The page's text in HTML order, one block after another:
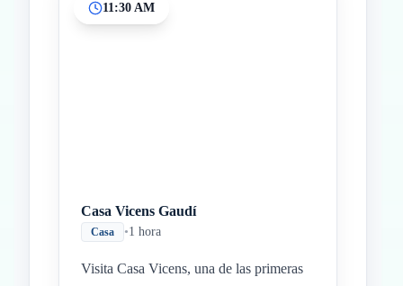
11:30 AM
Casa Vicens Gaudí
Casa •1 hora
Visita Casa Vicens, una de las primeras